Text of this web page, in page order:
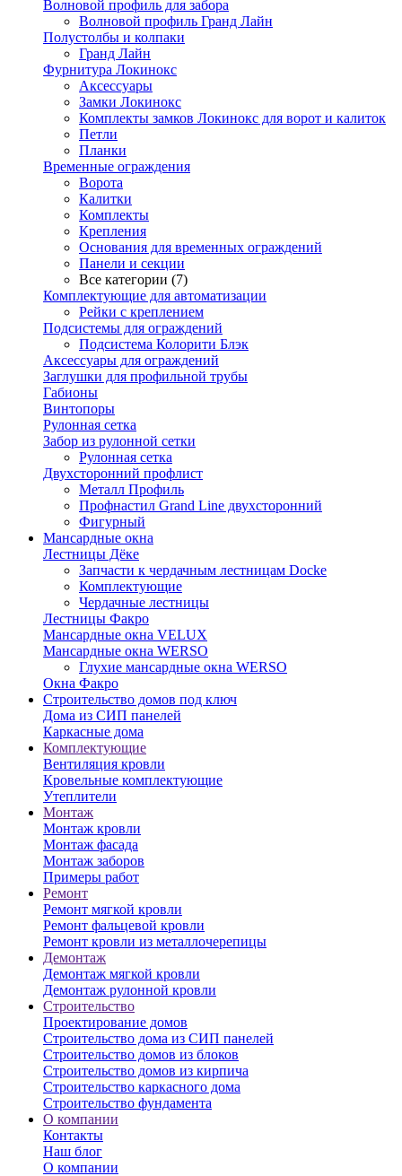
Волновой профиль для забора
Волновой профиль Гранд Лайн
Полустолбы и колпаки
Гранд Лайн
Фурнитура Локинокс
Аксессуары
Замки Локинокс
Комплекты замков Локинокс для ворот и калиток
Петли
Планки
Временные ограждения
Ворота
Калитки
Комплекты
Крепления
Основания для временных ограждений
Панели и секции
Все категории (7)
Комплектующие для автоматизации
Рейки с креплением
Подсистемы для ограждений
Подсистема Колорити Блэк
Аксессуары для ограждений
Заглушки для профильной трубы
Габионы
Винтопоры
Рулонная сетка
Забор из рулонной сетки
Рулонная сетка
Двухсторонний профлист
Металл Профиль
Профнастил Grand Line двухсторонний
Фигурный
Мансардные окна
Лестницы Дёке
Запчасти к чердачным лестницам Docke
Комплектующие
Чердачные лестницы
Лестницы Факро
Мансардные окна VELUX
Мансардные окна WERSO
Глухие мансардные окна WERSO
Окна Факро
Строительство домов под ключ
Дома из СИП панелей
Каркасные дома
Комплектующие
Вентиляция кровли
Кровельные комплектующие
Утеплители
Монтаж
Монтаж кровли
Монтаж фасада
Монтаж заборов
Примеры работ
Ремонт
Ремонт мягкой кровли
Ремонт фальцевой кровли
Ремонт кровли из металлочерепицы
Демонтаж
Демонтаж мягкой кровли
Демонтаж рулонной кровли
Строительство
Проектирование домов
Строительство дома из СИП панелей
Строительство домов из блоков
Строительство домов из кирпича
Строительство каркасного дома
Строительство фундамента
О компании
Контакты
Наш блог
О компании